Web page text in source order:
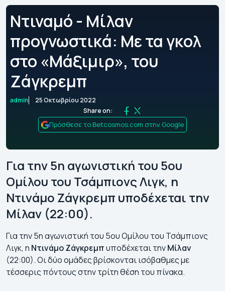
Ντιναμό - Μίλαν
προγνωστικά: Με τα γκολ
στο «Μάξιμιρ», του
Ζάγκρεμπ
admin
25 Οκτωβρίου 2022
Share on:
Πρόσθεσε το Betcosmos.com στην Google
Για την 5η αγωνιστική του 5ου
Ομίλου του Τσάμπιονς Λιγκ, η
Ντινάμο Ζάγκρεμπ υποδέχεται την
Μίλαν (22:00).
Για την 5η αγωνιστική του 5ου Ομίλου του Τσάμπιονς
Λιγκ, η Ντινάμο Ζάγκρεμπυποδέχεται τηνΜίλαν
(22:00). Οι δύο ομάδες βρίσκονται ισόβαθμες με
τέσσερις πόντους στην τρίτη θέση του πίνακα.